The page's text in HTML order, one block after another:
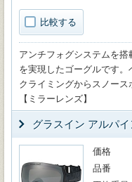
比較する
アンチフォグシステムを
を実現したゴーグルです
クライミングからスノース
【ミラーレンズ】
グラスイン アルパ
価格
品番